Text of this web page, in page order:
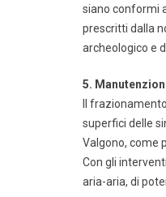
siano conformi
prescritti dalla
archeologico e
5.
Il
superfici delle
Valgono, come
Con gli
aria-aria, di